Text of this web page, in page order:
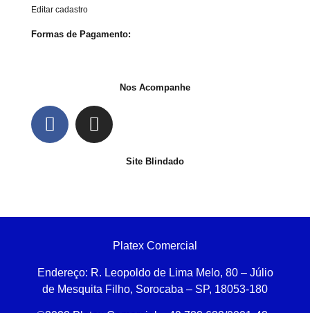
Editar cadastro
Formas de Pagamento:
Nos Acompanhe
Site Blindado
Platex Comercial
Endereço: R. Leopoldo de Lima Melo, 80 – Júlio
de Mesquita Filho, Sorocaba – SP, 18053-180